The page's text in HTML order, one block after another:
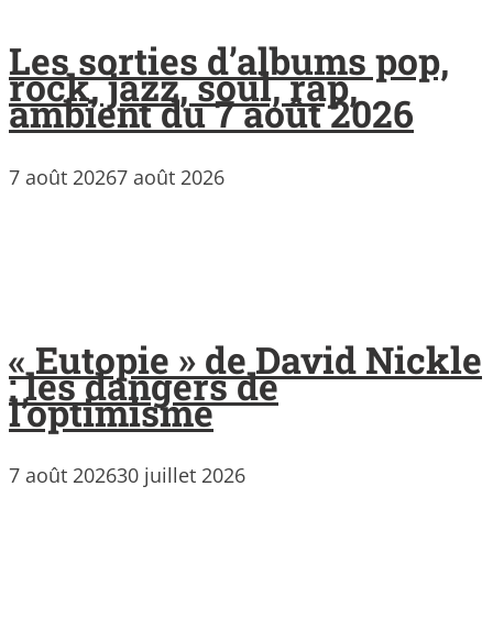
Les sorties d’albums pop,
rock, jazz, soul, rap,
ambient du 7 août 2026
7 août 20267 août 2026
« Eutopie » de David Nickle
: les dangers de
l’optimisme
7 août 202630 juillet 2026